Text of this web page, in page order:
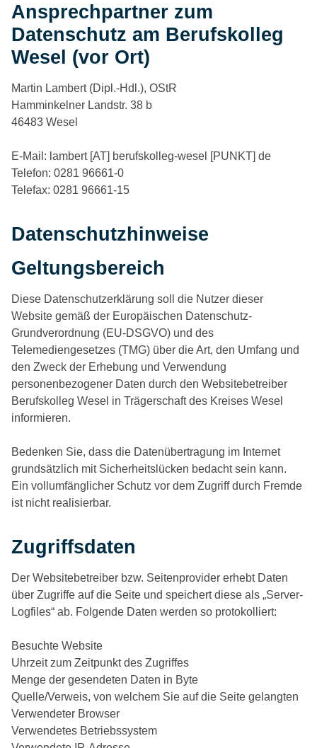
Ansprechpartner zum
Datenschutz am Berufskolleg
Wesel (vor Ort)
Martin Lambert (Dipl.-Hdl.), OStR
Hamminkelner Landstr. 38 b
46483 Wesel
E-Mail: lambert [AT] berufskolleg-wesel [PUNKT] de
Telefon: 0281 96661-0
Telefax: 0281 96661-15
Datenschutzhinweise
Geltungsbereich
Diese Datenschutzerklärung soll die Nutzer dieser
Website gemäß der Europäischen Datenschutz-
Grundverordnung (EU-DSGVO) und des
Telemediengesetzes (TMG) über die Art, den Umfang und
den Zweck der Erhebung und Verwendung
personenbezogener Daten durch den Websitebetreiber
Berufskolleg Wesel in Trägerschaft des Kreises Wesel
informieren.
Bedenken Sie, dass die Datenübertragung im Internet
grundsätzlich mit Sicherheitslücken bedacht sein kann.
Ein vollumfänglicher Schutz vor dem Zugriff durch Fremde
ist nicht realisierbar.
Zugriffsdaten
Der Websitebetreiber bzw. Seitenprovider erhebt Daten
über Zugriffe auf die Seite und speichert diese als „Server-
Logfiles“ ab. Folgende Daten werden so protokolliert:
Besuchte Website
Uhrzeit zum Zeitpunkt des Zugriffes
Menge der gesendeten Daten in Byte
Quelle/Verweis, von welchem Sie auf die Seite gelangten
Verwendeter Browser
Verwendetes Betriebssystem